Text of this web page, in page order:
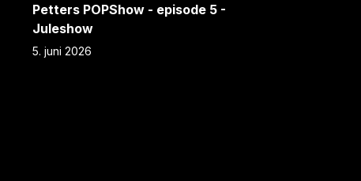
Petters POPShow - episode 5 -
Juleshow
5. juni 2026